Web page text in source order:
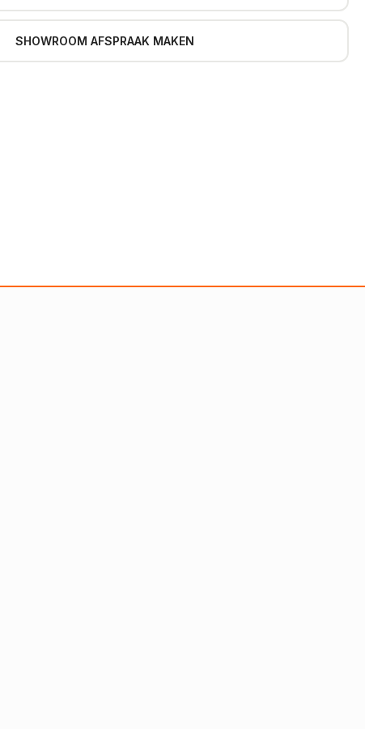
SHOWROOM AFSPRAAK MAKEN